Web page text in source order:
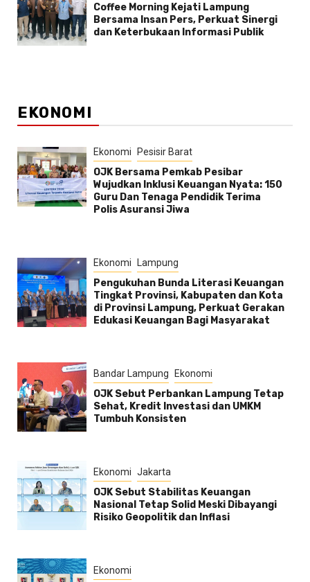
Coffee Morning Kejati Lampung
Bersama Insan Pers, Perkuat Sinergi
dan Keterbukaan Informasi Publik
EKONOMI
Ekonomi Pesisir Barat
OJK Bersama Pemkab Pesibar
Wujudkan Inklusi Keuangan Nyata: 150
Guru Dan Tenaga Pendidik Terima
Polis Asuransi Jiwa
Ekonomi Lampung
Pengukuhan Bunda Literasi Keuangan
Tingkat Provinsi, Kabupaten dan Kota
di Provinsi Lampung, Perkuat Gerakan
Edukasi Keuangan Bagi Masyarakat
Bandar Lampung Ekonomi
OJK Sebut Perbankan Lampung Tetap
Sehat, Kredit Investasi dan UMKM
Tumbuh Konsisten
Ekonomi Jakarta
OJK Sebut Stabilitas Keuangan
Nasional Tetap Solid Meski Dibayangi
Risiko Geopolitik dan Inflasi
Ekonomi